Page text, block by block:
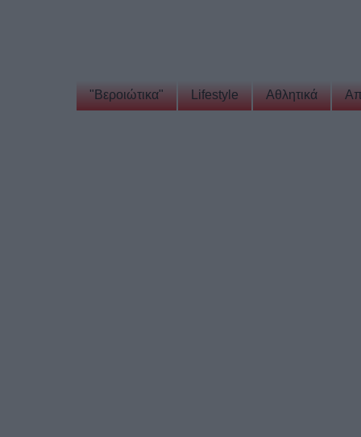
"Βεροιώτικα" Lifestyle Αθλητικά